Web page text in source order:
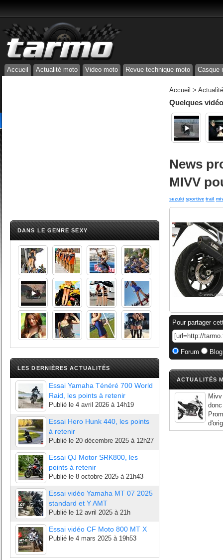
Accueil Actualité moto Video moto Revue technique moto Casque
DANS LE GENRE SEXY
LES DERNIÈRES ACTUALITÉS
Essai Yamaha Ténéré 700 World
Raid, les points à retenir
Publié le 4 avril 2026 à 14h19
Essai Hero Hunk 440, les points
à retenir
Publié le 20 décembre 2025 à 12h27
Essai QJ Motor SRK800, les
points à retenir
Publié le 8 octobre 2025 à 21h43
Essai vidéo Yamaha MT 07 2025
standard et Y AMT
Publié le 12 avril 2025 à 21h
Essai vidéo CF Moto 800 MT X
Publié le 4 mars 2025 à 19h53
Accueil >
Quelques
News
MIVV
suzuki sportive trail
Pour partager
Forum
ACTUALITÉS